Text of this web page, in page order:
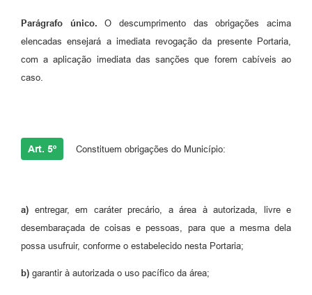
Parágrafo único. O descumprimento das obrigações acima
elencadas ensejará a imediata revogação da presente Portaria,
com a aplicação imediata das sanções que forem cabíveis ao
caso.
Art. 5º Constituem obrigações do Município:
a) entregar, em caráter precário, a área à autorizada, livre e
desembaraçada de coisas e pessoas, para que a mesma dela
possa usufruir, conforme o estabelecido nesta Portaria;
b) garantir à autorizada o uso pacífico da área;